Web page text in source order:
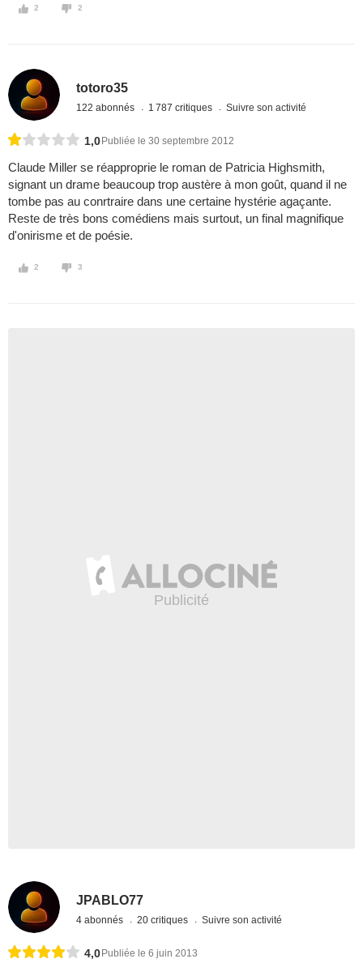
2 2
totoro35
122 abonnés 1 787 critiques Suivre son activité
1,0 Publiée le 30 septembre 2012
Claude Miller se réapproprie le roman de Patricia Highsmith,
signant un drame beaucoup trop austère à mon goût, quand il ne
tombe pas au conrtraire dans une certaine hystérie agaçante.
Reste de très bons comédiens mais surtout, un final magnifique
d'onirisme et de poésie.
2 3
JPABLO77
4 abonnés 20 critiques Suivre son activité
4,0 Publiée le 6 juin 2013